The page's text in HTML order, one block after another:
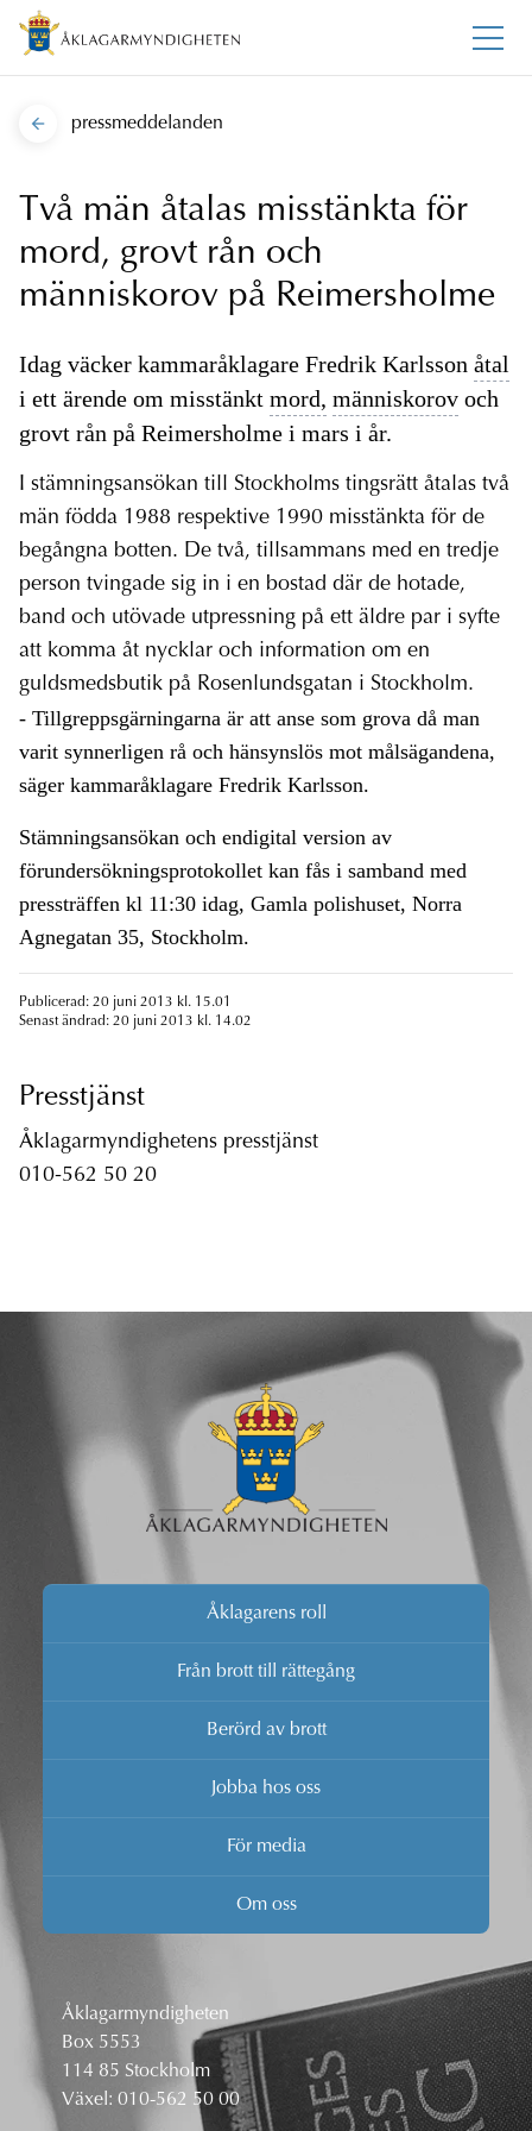
pressmeddelanden
Två män åtalas misstänkta för
mord, grovt rån och
människorov på Reimersholme
Idag väcker kammaråklagare Fredrik Karlsson åtal
i ett ärende om misstänkt mord, människorov och
grovt rån på Reimersholme i mars i år.
I stämningsansökan till Stockholms tingsrätt åtalas två
män födda 1988 respektive 1990 misstänkta för de
begångna botten. De två, tillsammans med en tredje
person tvingade sig in i en bostad där de hotade,
band och utövade utpressning på ett äldre par i syfte
att komma åt nycklar och information om en
guldsmedsbutik på Rosenlundsgatan i Stockholm.
- Tillgreppsgärningarna är att anse som grova då man
varit synnerligen rå och hänsynslös mot målsägandena,
säger kammaråklagare Fredrik Karlsson.
Stämningsansökan och endigital version av
förundersökningsprotokollet kan fås i samband med
pressträffen kl 11:30 idag, Gamla polishuset, Norra
Agnegatan 35, Stockholm.
Publicerad: 20 juni 2013 kl. 15.01
Senast ändrad: 20 juni 2013 kl. 14.02
Presstjänst
Åklagarmyndighetens presstjänst
010-562 50 20
Åklagarens roll
Från brott till rättegång
Berörd av brott
Jobba hos oss
För media
Om oss
Åklagarmyndigheten
Box 5553
114 85 Stockholm
Växel: 010-562 50 00